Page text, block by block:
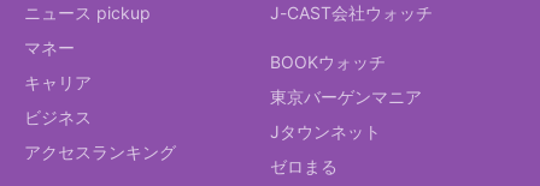
ニュース pickup
マネー
キャリア
ビジネス
アクセスランキング
J-CAST会社ウォッチ
BOOKウォッチ
東京バーゲンマニア
Jタウンネット
ゼロまる